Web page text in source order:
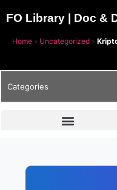
FO Library | Doc &
Home » Uncategorized »
Categories